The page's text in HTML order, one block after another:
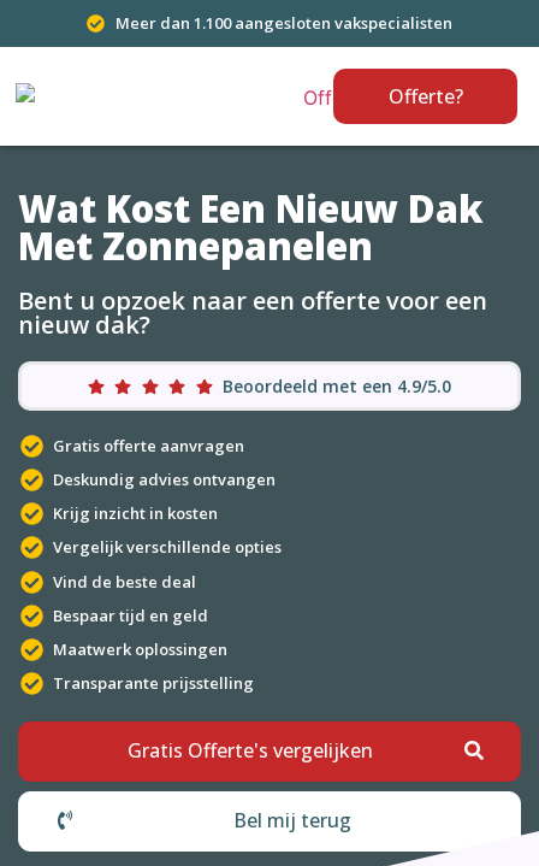
Meer dan 1.100 aangesloten vakspecialisten
Offerte?
Wat Kost Een Nieuw Dak
Met Zonnepanelen
Bent u opzoek naar een offerte voor een
nieuw dak?
Beoordeeld met een 4.9/5.0
Gratis offerte aanvragen
Deskundig advies ontvangen
Krijg inzicht in kosten
Vergelijk verschillende opties
Vind de beste deal
Bespaar tijd en geld
Maatwerk oplossingen
Transparante prijsstelling
Gratis Offerte's vergelijken
Bel mij terug